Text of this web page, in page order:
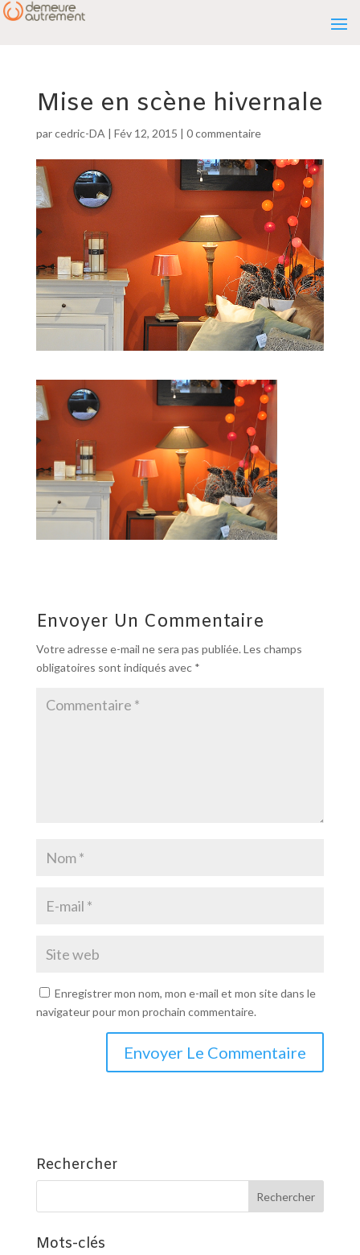
Mise en scène hivernale
parcedric-DA | Fév 12, 2015 | 0 commentaire
Envoyer Un Commentaire
Votre adresse e-mail ne sera pas publiée. Les champs
obligatoires sont indiqués avec *
Enregistrer mon nom, mon e-mail et mon site dans le
navigateur pour mon prochain commentaire.
Rechercher
Mots-clés